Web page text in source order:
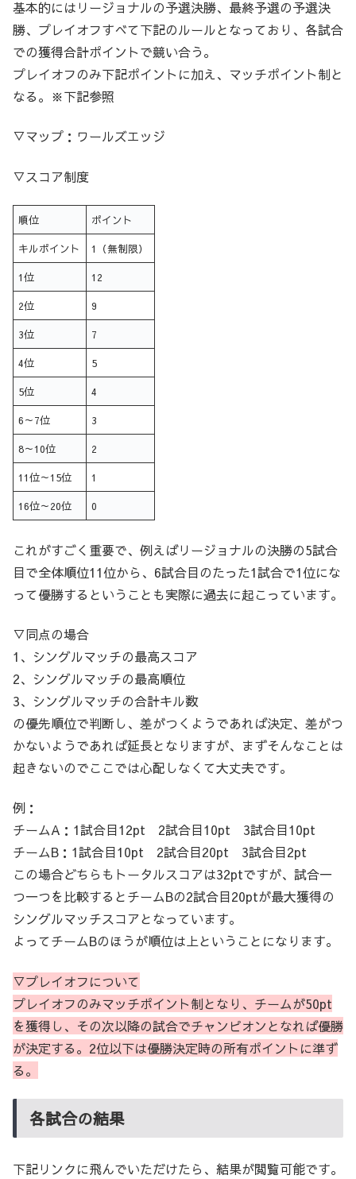
基本的にはリージョナルの予選決勝、最終予選の予選決
勝、プレイオフすべて下記のルールとなっており、各試合
での獲得合計ポイントで競い合う。
プレイオフのみ下記ポイントに加え、マッチポイント制と
なる。※下記参照
▽マップ：ワールズエッジ
▽スコア制度
順位 ポイント
キルポイント 1（無制限）
1位 12
2位 9
3位 7
4位 5
5位 4
6～7位 3
8～10位 2
11位～15位 1
16位～20位 0
これがすごく重要で、例えばリージョナルの決勝の5試合
目で全体順位11位から、6試合目のたった1試合で1位にな
って優勝するということも実際に過去に起こっています。
▽同点の場合
1、シングルマッチの最高スコア
2、シングルマッチの最高順位
3、シングルマッチの合計キル数
の優先順位で判断し、差がつくようであれば決定、差がつ
かないようであれば延長となりますが、まずそんなことは
起きないのでここでは心配しなくて大丈夫です。
例：
チームA：1試合目12pt 2試合目10pt 3試合目10pt
チームB：1試合目10pt 2試合目20pt 3試合目2pt
この場合どちらもトータルスコアは32ptですが、試合一
つ一つを比較するとチームBの2試合目20ptが最大獲得の
シングルマッチスコアとなっています。
よってチームBのほうが順位は上ということになります。
▽プレイオフについて
プレイオフのみマッチポイント制となり、チームが50pt
を獲得し、その次以降の試合でチャンピオンとなれば優勝
が決定する。2位以下は優勝決定時の所有ポイントに準ず
る。
各試合の結果
下記リンクに飛んでいただけたら、結果が閲覧可能です。